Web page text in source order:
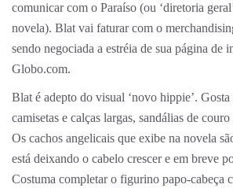
comunicar com o Paraíso (ou ‘diretoria
novela). Blat vai faturar com o
sendo negociada a estréia de sua página de
Globo.com.
Blat é adepto do visual ‘novo hippie’. Gosta
camisetas e calças largas, sandálias de
Os cachos angelicais que exibe na novela
está deixando o cabelo crescer e em breve
Costuma completar o figurino papo-cabeça